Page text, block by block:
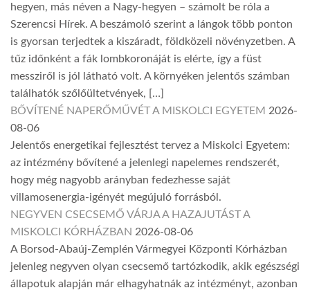
hegyen, más néven a Nagy-hegyen – számolt be róla a
Szerencsi Hírek. A beszámoló szerint a lángok több ponton
is gyorsan terjedtek a kiszáradt, földközeli növényzetben. A
tűz időnként a fák lombkoronáját is elérte, így a füst
messziről is jól látható volt. A környéken jelentős számban
találhatók szőlőültetvények, […]
BŐVÍTENÉ NAPERŐMŰVÉT A MISKOLCI EGYETEM 2026-
08-06
Jelentős energetikai fejlesztést tervez a Miskolci Egyetem:
az intézmény bővítené a jelenlegi napelemes rendszerét,
hogy még nagyobb arányban fedezhesse saját
villamosenergia-igényét megújuló forrásból.
NEGYVEN CSECSEMŐ VÁRJA A HAZAJUTÁST A
MISKOLCI KÓRHÁZBAN 2026-08-06
A Borsod-Abaúj-Zemplén Vármegyei Központi Kórházban
jelenleg negyven olyan csecsemő tartózkodik, akik egészségi
állapotuk alapján már elhagyhatnák az intézményt, azonban